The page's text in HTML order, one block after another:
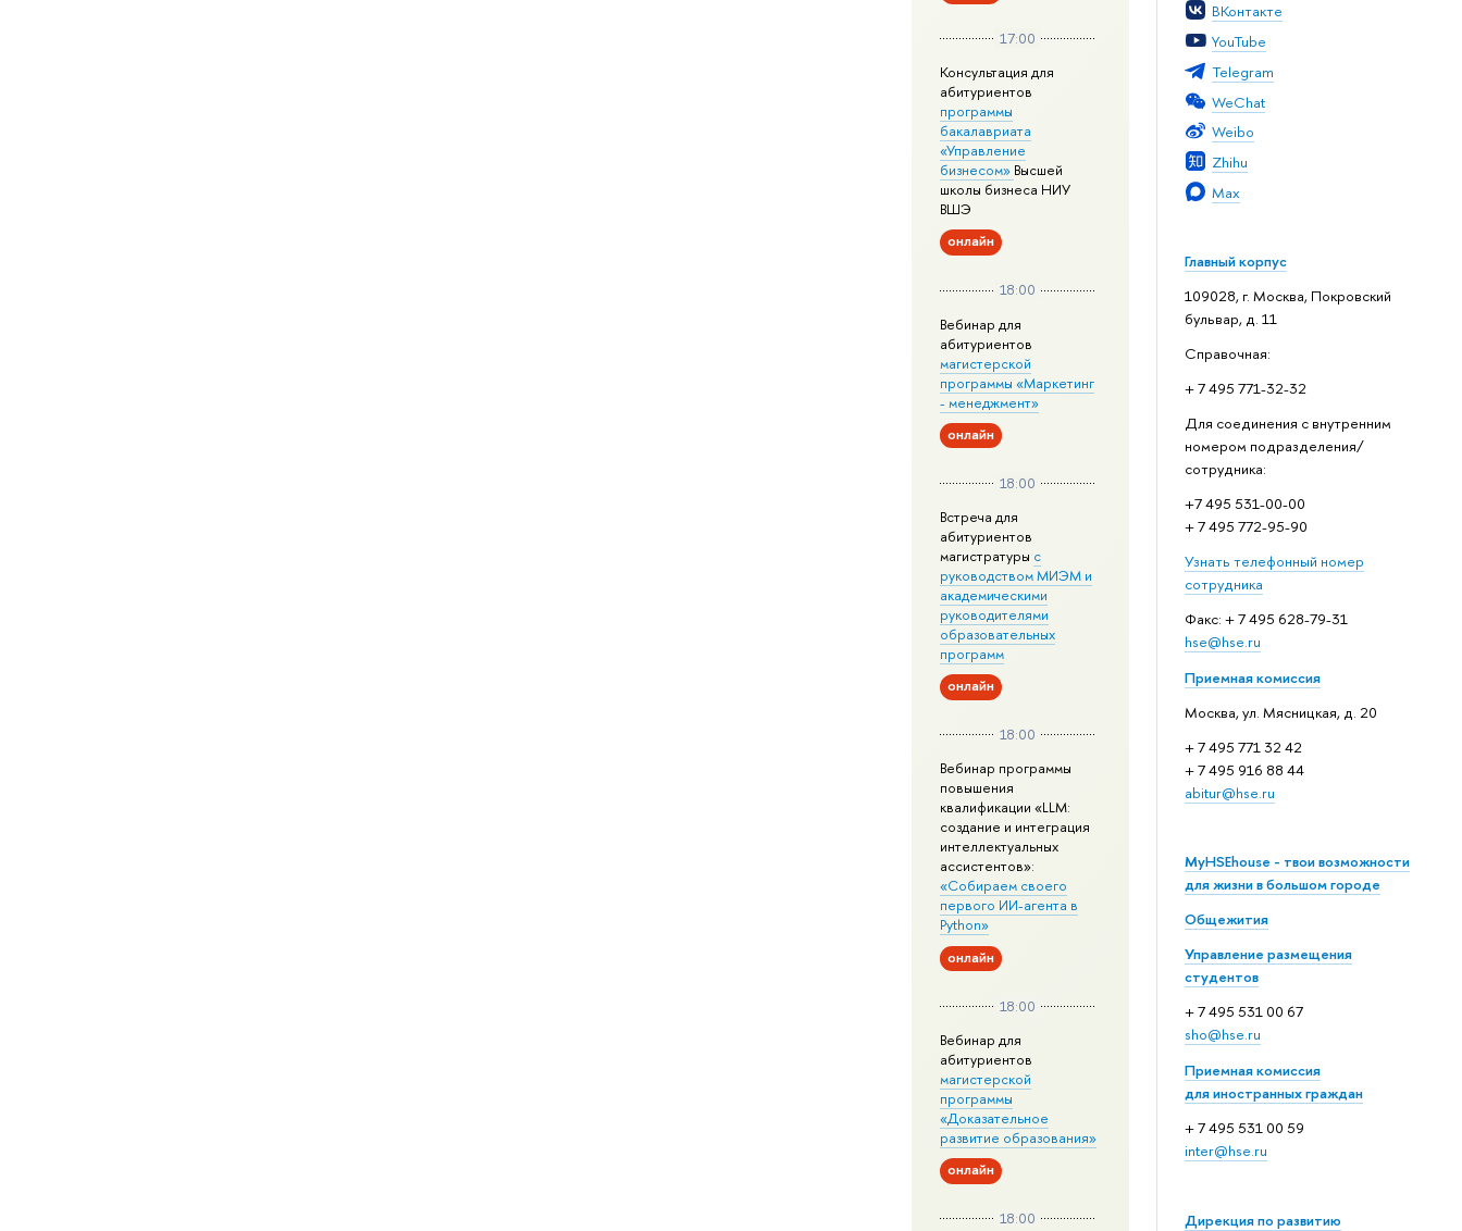
ВКонтакте
YouTube
Telegram
WeChat
Weibo
Zhihu
Max
Главный корпус
109028, г. Москва, Покровский
бульвар, д. 11
Справочная:
+ 7 495 771-32-32
Для соединения с внутренним
номером подразделения/
сотрудника:
+7 495 531-00-00
+ 7 495 772-95-90
Узнать телефонный номер
сотрудника
Факс: + 7 495 628-79-31
hse@hse.ru
Приемная комиссия
Москва, ул. Мясницкая, д. 20
+ 7 495 771 32 42
+ 7 495 916 88 44
abitur@hse.ru
MyHSEhouse - твои возможности
для жизни в большом городе
Общежития
Управление размещения
студентов
+ 7 495 531 00 67
sho@hse.ru
Приемная комиссия
для иностранных граждан
+ 7 495 531 00 59
inter@hse.ru
Дирекция по развитию
17:00
Консультация для
абитуриентов
программы
бакалавриата
«Управление
бизнесом» Высшей
школы бизнеса НИУ
ВШЭ
онлайн
18:00
Вебинар для
абитуриентов
магистерской
программы «Маркетинг
- менеджмент»
онлайн
18:00
Встреча для
абитуриентов
магистратуры с
руководством МИЭМ и
академическими
руководителями
образовательных
программ
онлайн
18:00
Вебинар программы
повышения
квалификации «LLM:
создание и интеграция
интеллектуальных
ассистентов»:
«Собираем своего
первого ИИ-агента в
Python»
онлайн
18:00
Вебинар для
абитуриентов
магистерской
программы
«Доказательное
развитие образования»
онлайн
18:00